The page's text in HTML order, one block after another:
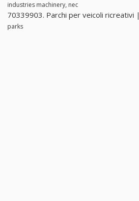
industries machinery, nec
70339903. Parchi per veicoli ricreativi |
parks